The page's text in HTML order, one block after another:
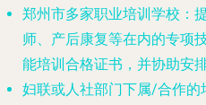
郑州市多家职业培训学校 ：
师、产后康复等在内的专项
能培训合格证书，并协助安
妇联或人社部门下属/合作的